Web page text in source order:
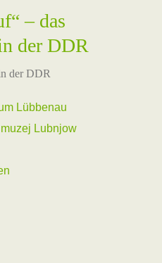
– das
der DDR
der DDR
Lübbenau
Lubnjow